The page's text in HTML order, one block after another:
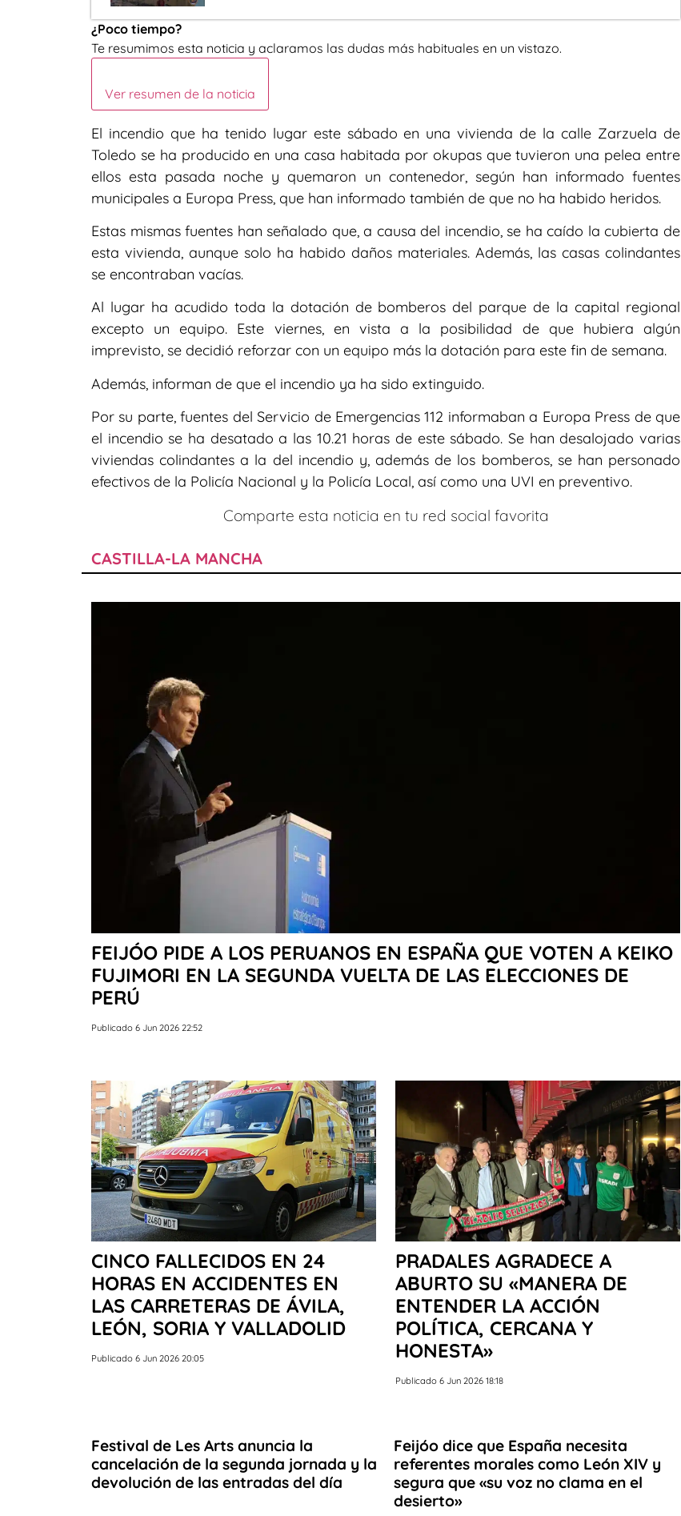
¿Poco tiempo?
Te resumimos esta noticia y aclaramos las dudas más habituales en un vistazo.
Ver resumen de la noticia
El incendio que ha tenido lugar este sábado en una vivienda de la calle Zarzuela de
Toledo se ha producido en una casa habitada por okupas que tuvieron una pelea entre
ellos esta pasada noche y quemaron un contenedor, según han informado fuentes
municipales a Europa Press, que han informado también de que no ha habido heridos.
Estas mismas fuentes han señalado que, a causa del incendio, se ha caído la cubierta de
esta vivienda, aunque solo ha habido daños materiales. Además, las casas colindantes
se encontraban vacías.
Al lugar ha acudido toda la dotación de bomberos del parque de la capital regional
excepto un equipo. Este viernes, en vista a la posibilidad de que hubiera algún
imprevisto, se decidió reforzar con un equipo más la dotación para este fin de semana.
Además, informan de que el incendio ya ha sido extinguido.
Por su parte, fuentes del Servicio de Emergencias 112 informaban a Europa Press de que
el incendio se ha desatado a las 10.21 horas de este sábado. Se han desalojado varias
viviendas colindantes a la del incendio y, además de los bomberos, se han personado
efectivos de la Policía Nacional y la Policía Local, así como una UVI en preventivo.
Comparte esta noticia en tu red social favorita
CASTILLA-LA MANCHA
FEIJÓO PIDE A LOS PERUANOS EN ESPAÑA QUE VOTEN A KEIKO
FUJIMORI EN LA SEGUNDA VUELTA DE LAS ELECCIONES DE
PERÚ
Publicado 6 Jun 2026 22:52
CINCO FALLECIDOS EN 24
HORAS EN ACCIDENTES EN
LAS CARRETERAS DE ÁVILA,
LEÓN, SORIA Y VALLADOLID
Publicado 6 Jun 2026 20:05
PRADALES AGRADECE A
ABURTO SU «MANERA DE
ENTENDER LA ACCIÓN
POLÍTICA, CERCANA Y
HONESTA»
Publicado 6 Jun 2026 18:18
Festival de Les Arts anuncia la
cancelación de la segunda jornada y la
devolución de las entradas del día
Feijóo dice que España necesita
referentes morales como León XIV y
segura que «su voz no clama en el
desierto»